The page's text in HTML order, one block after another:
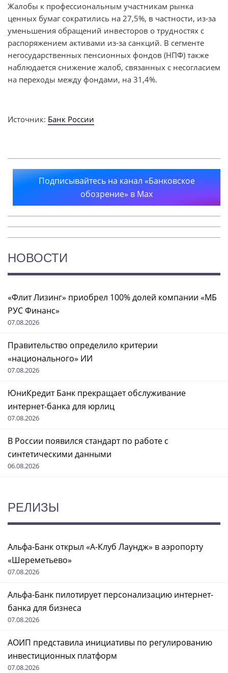
Жалобы к профессиональным участникам рынка
ценных бумаг сократились на 27,5%, в частности, из-за
уменьшения обращений инвесторов о трудностях с
распоряжением активами из-за санкций. В сегменте
негосударственных пенсионных фондов (НПФ) также
наблюдается снижение жалоб, связанных с несогласием
на переходы между фондами, на 31,4%.
Источник: Банк России
Подписывайтесь на канал «Банковское
обозрение» в Max
НОВОСТИ
«Флит Лизинг» приобрел 100% долей компании «МБ
РУС Финанс»
07.08.2026
Правительство определило критерии
«национального» ИИ
07.08.2026
ЮниКредит Банк прекращает обслуживание
интернет-банка для юрлиц
07.08.2026
В России появился стандарт по работе с
синтетическими данными
06.08.2026
РЕЛИЗЫ
Альфа-Банк открыл «А-Клуб Лаундж» в аэропорту
«Шереметьево»
07.08.2026
Альфа-Банк пилотирует персонализацию интернет-
банка для бизнеса
07.08.2026
АОИП представила инициативы по регулированию
инвестиционных платформ
07.08.2026